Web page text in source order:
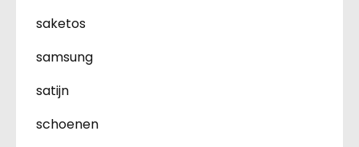
saketos
samsung
satijn
schoenen